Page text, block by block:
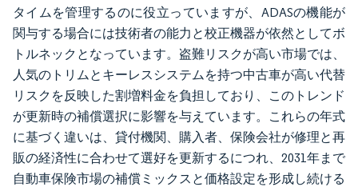
タイムを管理するのに役立っていますが、ADASの機能が
関与する場合には技術者の能力と校正機器が依然としてボ
トルネックとなっています。盗難リスクが高い市場では、
人気のトリムとキーレスシステムを持つ中古車が高い代替
リスクを反映した割増料金を負担しており、このトレンド
が更新時の補償選択に影響を与えています。これらの年式
に基づく違いは、貸付機関、購入者、保険会社が修理と再
販の経済性に合わせて選好を更新するにつれ、2031年まで
自動車保険市場の補償ミックスと価格設定を形成し続ける